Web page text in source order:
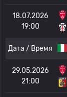
18.07.2026
19:00
Дата / Время
29.05.2026
21:00